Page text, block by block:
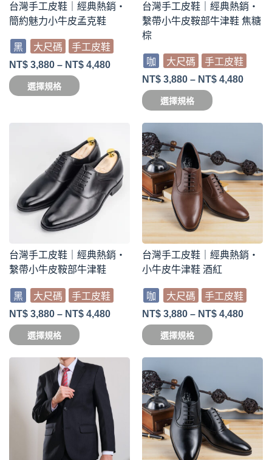
台灣手工皮鞋｜經典熱銷・
簡約魅力小牛皮孟克鞋
黑 大尺碼
手工皮鞋
NT$ 3,880 – NT$ 4,480
選擇規格
台灣手工皮鞋｜經典熱銷・
繫帶小牛皮鞍部牛津鞋 焦糖
棕
咖 大尺碼
手工皮鞋
NT$ 3,880 – NT$ 4,480
選擇規格
台灣手工皮鞋｜經典熱銷・
繫帶小牛皮鞍部牛津鞋
黑 大尺碼
手工皮鞋
NT$ 3,880 – NT$ 4,480
選擇規格
台灣手工皮鞋｜經典熱銷・
小牛皮牛津鞋 酒紅
咖 大尺碼
手工皮鞋
NT$ 3,880 – NT$ 4,480
選擇規格